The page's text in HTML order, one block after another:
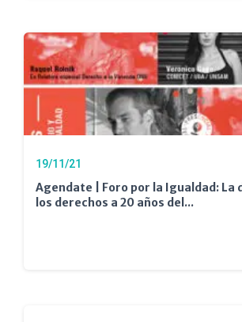
19/11/21
Agendate | Foro por la Igualdad: La
los derechos a 20 años del...